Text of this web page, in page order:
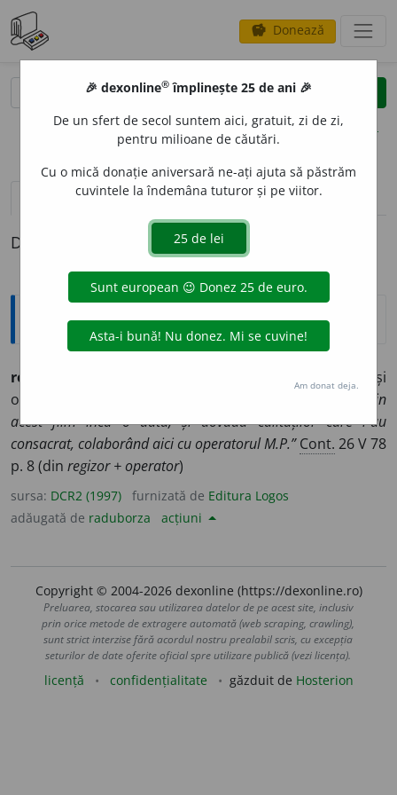
savings Donează
clear
opțiuni
definiții (1)
Definiția cu ID-ul 559172:
Explicative DEX
reg
) Regizor care este și
operator al filmului ◊
D.T. face prin
acest film încă o dată, și dovada calităților care l-au
consacrat, colaborând aici cu operatorul M.P.” Cont. 26 V 78
p. 8 (din regizor + operator)
sursa: DCR2 (1997) furnizată de Editura Logos
adăugată de raduborza acțiuni
Copyright © 2004-2026 dexonline (https://dexonline.ro)
Preluarea, stocarea sau utilizarea datelor de pe acest site, inclusiv
prin orice metode de extragere automată (web scraping, crawling),
sunt strict interzise fără acordul nostru prealabil scris, cu excepția
seturilor de date oferite oficial spre utilizare publică (vezi licența).
licență confidențialitate găzduit de Hosterion
🎉 dexonline® împlinește 25 de ani 🎉
De un sfert de secol suntem aici, gratuit, zi de zi,
pentru milioane de căutări.
Cu o mică donație aniversară ne-ați ajuta să păstrăm
cuvintele la îndemâna tuturor și pe viitor.
Am donat deja.